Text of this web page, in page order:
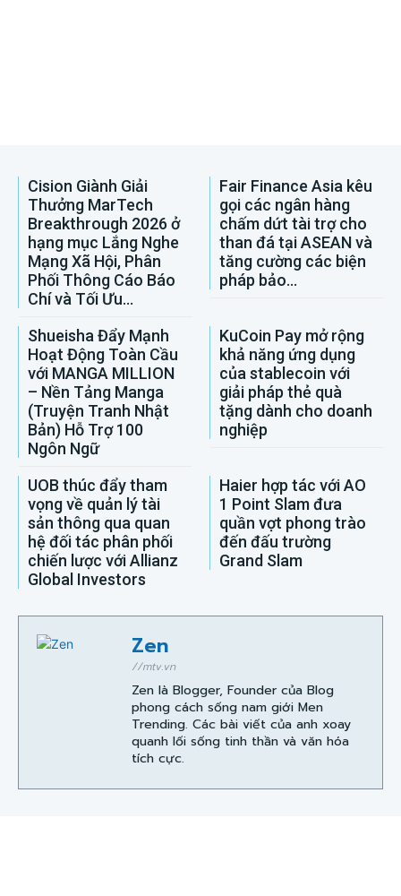
Cision Giành Giải
Thưởng MarTech
Breakthrough 2026 ở
hạng mục Lắng Nghe
Mạng Xã Hội, Phân
Phối Thông Cáo Báo
Chí và Tối Ưu...
Fair Finance Asia kêu
gọi các ngân hàng
chấm dứt tài trợ cho
than đá tại ASEAN và
tăng cường các biện
pháp bảo...
Shueisha Đẩy Mạnh
Hoạt Động Toàn Cầu
với MANGA MILLION
– Nền Tảng Manga
(Truyện Tranh Nhật
Bản) Hỗ Trợ 100
Ngôn Ngữ
KuCoin Pay mở rộng
khả năng ứng dụng
của stablecoin với
giải pháp thẻ quà
tặng dành cho doanh
nghiệp
UOB thúc đẩy tham
vọng về quản lý tài
sản thông qua quan
hệ đối tác phân phối
chiến lược với Allianz
Global Investors
Haier hợp tác với AO
1 Point Slam đưa
quần vợt phong trào
đến đấu trường
Grand Slam
Zen
//mtv.vn
Zen là Blogger, Founder của Blog
phong cách sống nam giới Men
Trending. Các bài viết của anh xoay
quanh lối sống tinh thần và văn hóa
tích cực.